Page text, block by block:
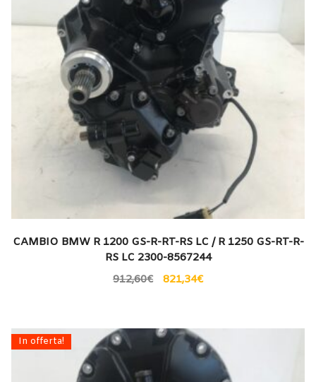
CAMBIO BMW R 1200 GS-R-RT-RS LC / R 1250 GS-RT-R-
RS LC 2300-8567244
912,60€ 821,34€
In offerta!